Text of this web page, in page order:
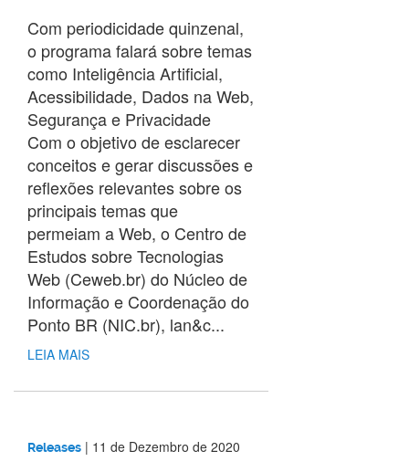
Com periodicidade quinzenal,
o programa falará sobre temas
como Inteligência Artificial,
Acessibilidade, Dados na Web,
Segurança e Privacidade
Com o objetivo de esclarecer
conceitos e gerar discussões e
reflexões relevantes sobre os
principais temas que
permeiam a Web, o Centro de
Estudos sobre Tecnologias
Web (Ceweb.br) do Núcleo de
Informação e Coordenação do
Ponto BR (NIC.br), lan&c...
LEIA MAIS
Releases | 11 de Dezembro de 2020